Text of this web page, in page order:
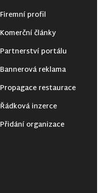
Firemní profil
Komerční články
Partnerství portálu
Bannerová reklama
Propagace restaurace
Řádková inzerce
Přidání organizace